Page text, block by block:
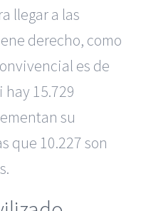
llegar a las
derecho, como
es de
hay 15.729
su
que 10.227 son